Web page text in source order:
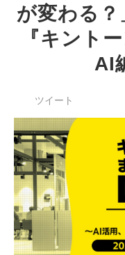
お
が変わる？
『キント
AI
ツイート